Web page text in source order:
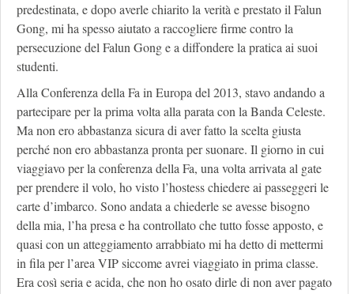
predestinata, e dopo averle chiarito la verità e prestato il Falun
Gong, mi ha spesso aiutato a raccogliere firme contro la
persecuzione del Falun Gong e a diffondere la pratica ai suoi
studenti.
Alla Conferenza della Fa in Europa del 2013, stavo andando a
partecipare per la prima volta alla parata con la Banda Celeste.
Ma non ero abbastanza sicura di aver fatto la scelta giusta
perché non ero abbastanza pronta per suonare. Il giorno in cui
viaggiavo per la conferenza della Fa, una volta arrivata al gate
per prendere il volo, ho visto l’hostess chiedere ai passeggeri le
carte d’imbarco. Sono andata a chiederle se avesse bisogno
della mia, l’ha presa e ha controllato che tutto fosse apposto, e
quasi con un atteggiamento arrabbiato mi ha detto di mettermi
in fila per l’area VIP siccome avrei viaggiato in prima classe.
Era così seria e acida, che non ho osato dirle di non aver pagato